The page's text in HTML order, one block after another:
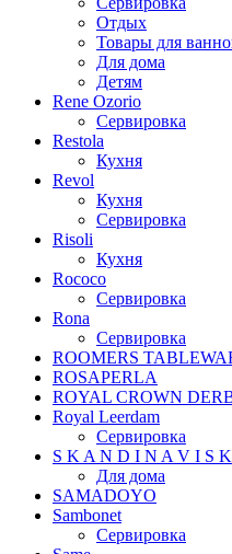
Отдых
Товары для
Для дома
Детям
Rene Ozorio
Сервировка
Restola
Кухня
Revol
Кухня
Сервировка
Risoli
Кухня
Rococo
Сервировка
Rona
Сервировка
ROOMERS
ROSAPERLA
ROYAL CROWN
Royal Leerdam
Сервировка
S K A N D I N A V I S K
Для дома
SAMADOYO
Sambonet
Сервировка